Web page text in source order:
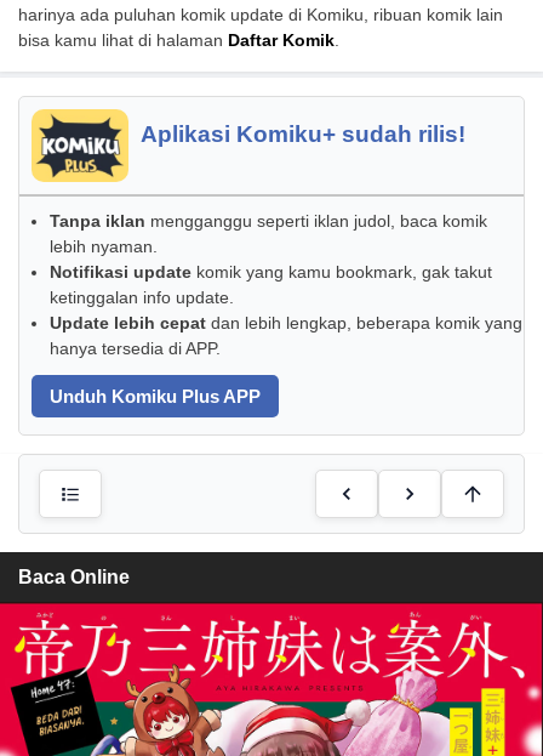
harinya ada puluhan komik update di Komiku, ribuan komik lain
bisa kamu lihat di halaman Daftar Komik
Aplikasi Komiku+ sudah rilis!
Tanpa iklan mengganggu seperti iklan judol, baca komik
lebih nyaman.
Notifikasi update komik yang kamu bookmark, gak takut
ketinggalan info update.
Update lebih cepat dan lebih lengkap, beberapa komik yang
hanya tersedia di APP.
Unduh Komiku Plus APP
Baca Online